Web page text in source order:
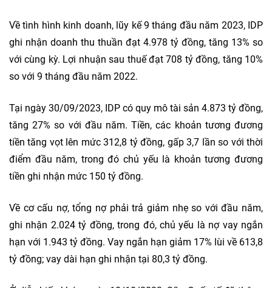
Về tình hình kinh doanh, lũy kế 9 tháng đầu năm 2023, IDP
ghi nhận doanh thu thuần đạt 4.978 tỷ đồng, tăng 13% so
với cùng kỳ. Lợi nhuận sau thuế đạt 708 tỷ đồng, tăng 10%
so với 9 tháng đầu năm 2022.
Tại ngày 30/09/2023, IDP có quy mô tài sản 4.873 tỷ đồng,
tăng 27% so với đầu năm. Tiền, các khoản tương đương
tiền tăng vọt lên mức 312,8 tỷ đồng, gấp 3,7 lần so với thời
điểm đầu năm, trong đó chủ yếu là khoản tương đương
tiền ghi nhận mức 150 tỷ đồng.
Về cơ cấu nợ, tổng nợ phải trả giảm nhẹ so với đầu năm,
ghi nhận 2.024 tỷ đồng, trong đó, chủ yếu là nợ vay ngắn
hạn với 1.943 tỷ đồng. Vay ngắn hạn giảm 17% lùi về 613,8
tỷ đồng; vay dài hạn ghi nhận tại 80,3 tỷ đồng.